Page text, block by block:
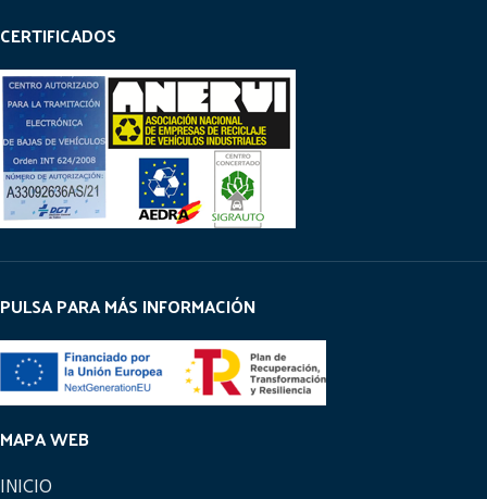
CERTIFICADOS
PULSA PARA MÁS INFORMACIÓN
MAPA WEB
INICIO